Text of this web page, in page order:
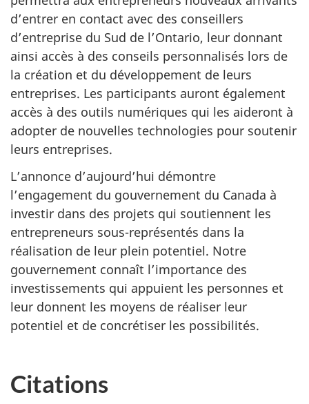
d’entrer en contact avec des conseillers
d’entreprise du Sud de l’Ontario, leur donnant
ainsi accès à des conseils personnalisés lors de
la création et du développement de leurs
entreprises. Les participants auront également
accès à des outils numériques qui les aideront à
adopter de nouvelles technologies pour soutenir
leurs entreprises.
L’annonce d’aujourd’hui démontre
l’engagement du gouvernement du Canada à
investir dans des projets qui soutiennent les
entrepreneurs sous-représentés dans la
réalisation de leur plein potentiel. Notre
gouvernement connaît l’importance des
investissements qui appuient les personnes et
leur donnent les moyens de réaliser leur
potentiel et de concrétiser les possibilités.
Citations